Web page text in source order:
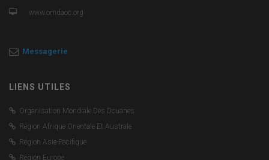
www.omdaoc.org
Messagerie
LIENS UTILES
Organisation Mondiale Des Douanes
Région Afrique Orientale Et Australe
Région Asie-Pacifique
Région Europe